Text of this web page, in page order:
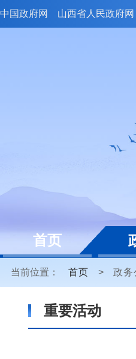
中国政府网 山西省人民政府网
首页
当前位置： 首页 > 政务
重要活动